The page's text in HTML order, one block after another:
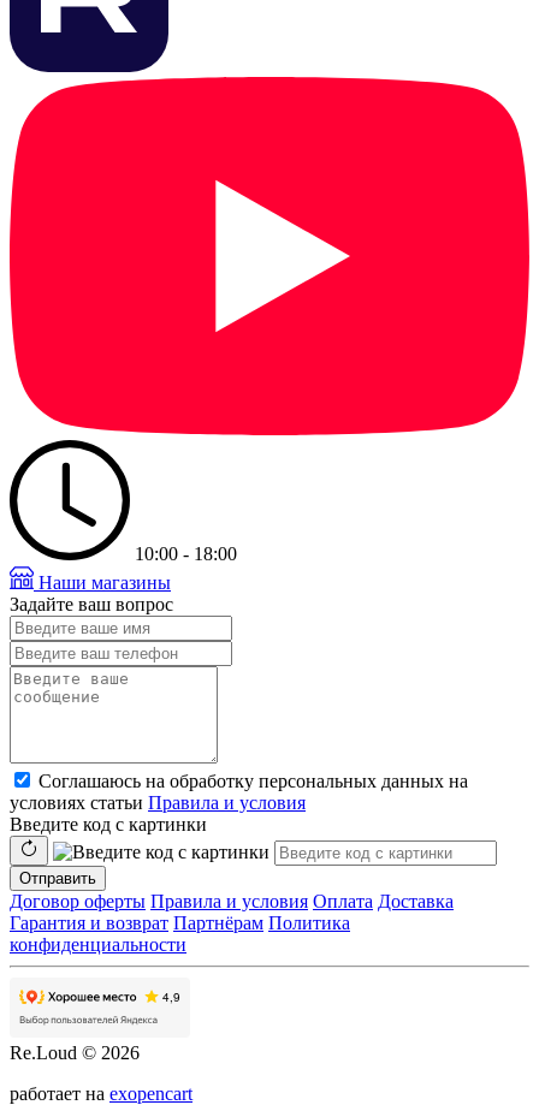
10:00 - 18:00
Наши магазины
Задайте ваш вопрос
Соглашаюсь на обработку персональных данных на
условиях статьи Правила и условия
Введите код с картинки
Отправить
Договор оферты Правила и условия Оплата Доставка
Гарантия и возврат Партнёрам Политика
конфиденциальности
Re.Loud © 2026
работает на exopencart